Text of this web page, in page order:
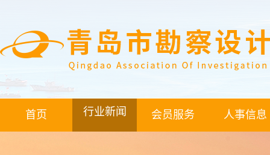
首页 行业新闻 会员服务 人事信息